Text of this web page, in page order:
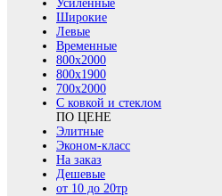
Усиленные
Широкие
Левые
Временные
800х2000
800x1900
700x2000
С ковкой и стеклом
ПО ЦЕНЕ
Элитные
Эконом-класс
На заказ
Дешевые
от 10 до 20тр